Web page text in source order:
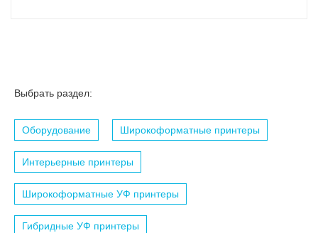
Выбрать раздел:
Оборудование Широкоформатные принтеры
Интерьерные принтеры
Широкоформатные УФ принтеры
Гибридные УФ принтеры